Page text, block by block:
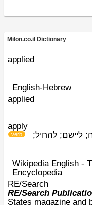
Milon.co.il Dictionary
applied
English-Hebrew
applied
apply
verb
ליישם; להחיל;
Wikipedia English -
Encyclopedia
RE/Search
RE/Search
States magazine and